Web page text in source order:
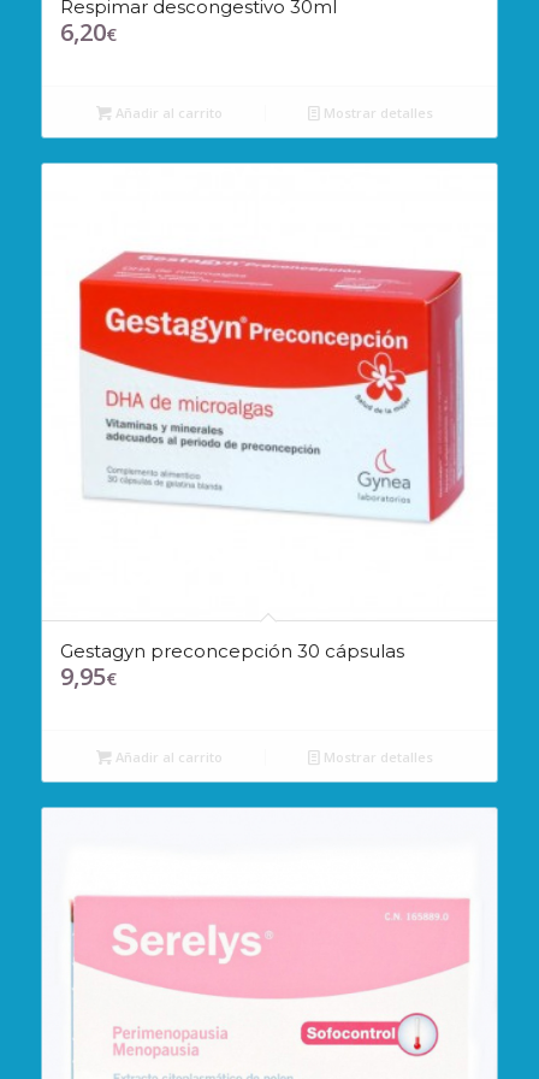
Respimar descongestivo 30ml
6,20€
Añadir al carrito Mostrar detalles
Gestagyn preconcepción 30 cápsulas
9,95€
Añadir al carrito Mostrar detalles